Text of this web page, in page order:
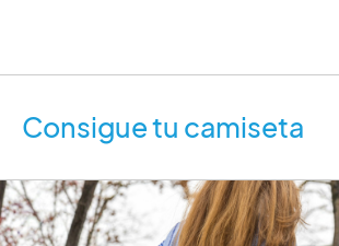
Consigue tu camiseta